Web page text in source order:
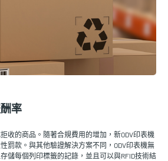
率
收的商品。隨著合規費用的增加，新ODV印表機
罰款。與其他驗證解決方案不同，ODV印表機無
儲每個列印標籤的記錄，並且可以與RFID技術結